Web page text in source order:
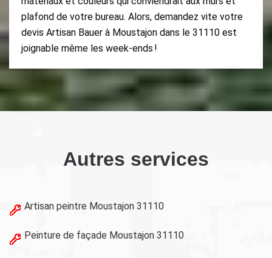
plafond de votre bureau. Alors, demandez vite votre
devis Artisan Bauer à Moustajon dans le 31110 est
joignable même les week-ends !
Autres services
Artisan peintre Moustajon 31110
Peinture de façade Moustajon 31110